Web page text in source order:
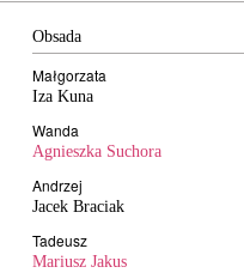
Obsada
Małgorzata
Iza Kuna
Wanda
Agnieszka Suchora
Andrzej
Jacek Braciak
Tadeusz
Mariusz Jakus